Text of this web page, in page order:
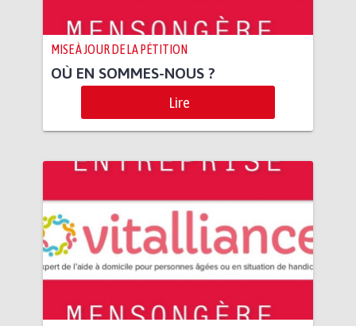
MISE À JOUR DE LA PÉTITION
OÙ EN SOMMES-NOUS ?
Lire